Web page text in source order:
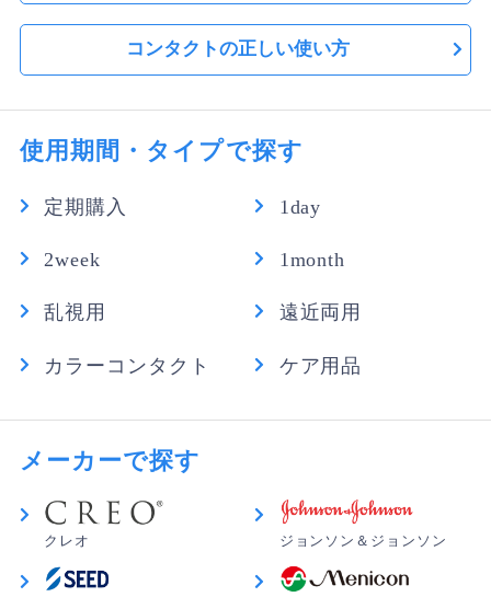
コンタクトの正しい使い方
使用期間・タイプで探す
定期購入 1day
2week 1month
乱視用 遠近両用
カラーコンタクト ケア用品
メーカーで探す
クレオ ジョンソン＆ジョンソン